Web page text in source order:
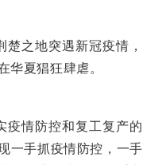
楚之地突遇新冠疫情，
华夏猖狂肆虐。
疫情防控和复工复产的
一手抓疫情防控，一手